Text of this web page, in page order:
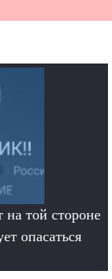
на той стороне
опасаться